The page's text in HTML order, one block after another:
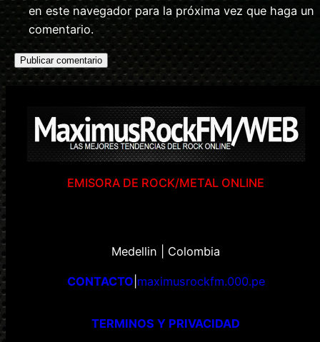
en este navegador para la próxima vez que haga un
comentario.
EMISORA DE ROCK/METAL ONLINE
Medellin | Colombia
CONTACTO maximusrockfm.000.pe
TERMINOS Y PRIVACIDAD